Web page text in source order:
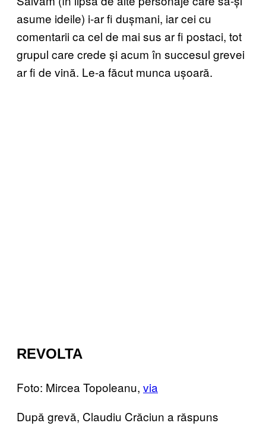
asume ideile) i-ar fi dușmani, iar cei cu
comentarii ca cel de mai sus ar fi postaci, tot
grupul care crede și acum în succesul grevei
ar fi de vină. Le-a făcut munca ușoară.
REVOLTA
Foto: Mircea Topoleanu, via
După grevă, Claudiu Crăciun a răspuns